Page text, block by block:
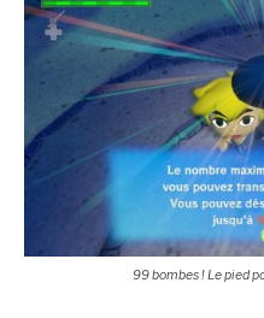
99 bombes ! Le pied